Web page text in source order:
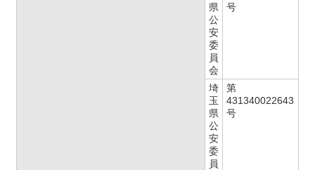
県
公
安
委
員
会
号
埼
玉
県
公
安
委
員
第
431340022643
号